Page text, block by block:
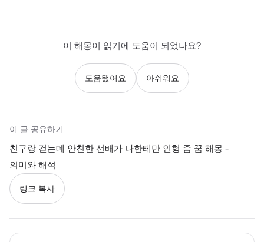
이 해몽이 읽기에 도움이 되었나요?
도움됐어요 아쉬워요
이 글 공유하기
친구랑 걷는데 안친한 선배가 나한테만 인형 줌 꿈 해몽 -
의미와 해석
링크 복사